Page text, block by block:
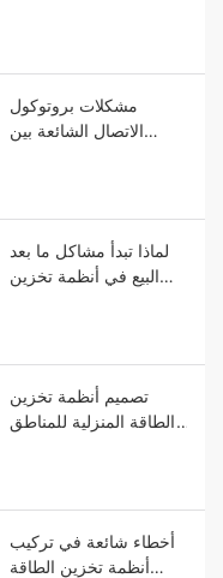
مشكلات بروتوكول
الاتصال الشائعة بين
لماذا تبدأ مشاكل ما بعد
البيع في أنظمة تخزين
تصميم أنظمة تخزين
الطاقة المنزلية للمناطق
أخطاء شائعة في تركيب
أنظمة تخزين الطاقة